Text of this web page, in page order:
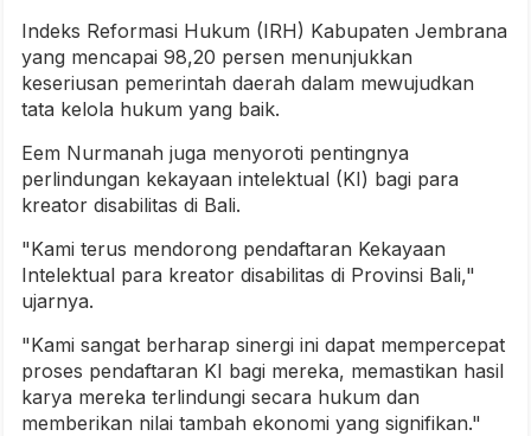
Indeks Reformasi Hukum (IRH) Kabupaten Jembrana
yang mencapai 98,20 persen menunjukkan
keseriusan pemerintah daerah dalam mewujudkan
tata kelola hukum yang baik.
Eem Nurmanah juga menyoroti pentingnya
perlindungan kekayaan intelektual (KI) bagi para
kreator disabilitas di Bali.
"Kami terus mendorong pendaftaran Kekayaan
Intelektual para kreator disabilitas di Provinsi Bali,"
ujarnya.
"Kami sangat berharap sinergi ini dapat mempercepat
proses pendaftaran KI bagi mereka, memastikan hasil
karya mereka terlindungi secara hukum dan
memberikan nilai tambah ekonomi yang signifikan."